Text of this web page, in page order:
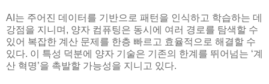
AI는 주어진 데이터를 기반으로 패턴을 인식하고 학습하는 데
강점을 지니며, 양자 컴퓨팅은 동시에 여러 경로를 탐색할 수
있어 복잡한 계산 문제를 한층 빠르고 효율적으로 해결할 수
있다. 이 특성 덕분에 양자 기술은 기존의 한계를 뛰어넘는 ‘계
산 혁명’을 촉발할 가능성을 지니고 있다.